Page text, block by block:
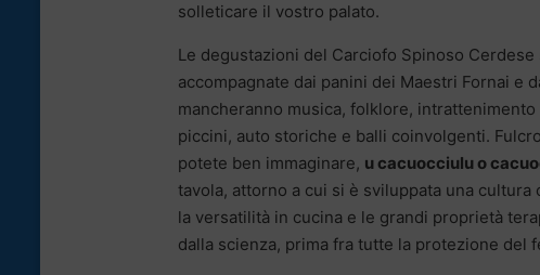
solleticare il vostro palato.
Le degustazioni del Carciofo Spinoso Cerdese
accompagnate dai panini dei Maestri Fornai e
mancheranno musica, folklore,
piccini, auto storiche e balli coinvolgenti.
potete ben immaginare, u cacuocciulu o
tavola, attorno a cui si è sviluppata una cultura
la versatilità in cucina e le grandi proprietà
dalla scienza, prima fra tutte la protezione del